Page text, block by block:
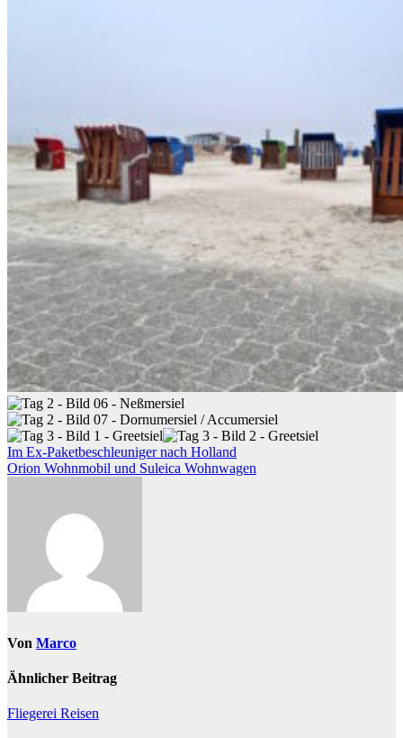
Beitragsnavigation
Im Ex-Paketbeschleuniger nach Holland
Orion Wohnmobil und Suleica Wohnwagen
Von Marco
Ähnlicher Beitrag
Fliegerei Reisen